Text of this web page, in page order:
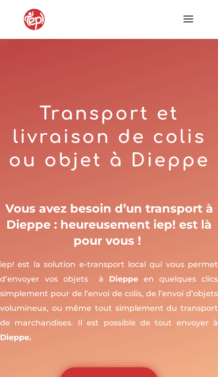
Transport et
livraison de colis
ou objet à Dieppe
Vous avez besoin d’un transport à
Dieppe : heureusement iep! est là
pour vous !
iep! est la solution e-transport local qui vous permet
d’envoyer vos objets à Dieppe en quelques clics
simplement pour de l’envoi de colis, de l’envoi d’objets
volumineux, ou même tout simplement du transport
de marchandises. Il est possible de tout envoyer à
Dieppe.